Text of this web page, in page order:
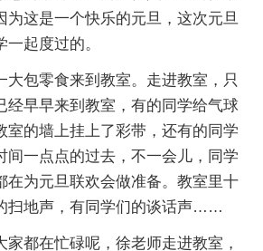
这是一个快乐的元旦，这次元旦
起度过的。
大包零食来到教室。走进教室，只
经早早来到教室，有的同学给气球
室的墙上挂上了彩带，还有的同学
一点点的过去，不一会儿，同学
在为元旦联欢会做准备。教室里十
扫地声，有同学们的谈话声……
家都在忙碌呢，徐老师走进教室，